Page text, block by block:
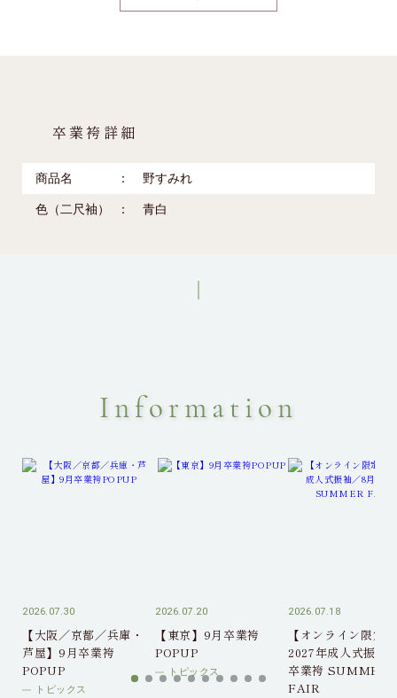
卒業袴詳細
商品名 野すみれ
色（二尺袖） 青白
Information
2026.07.30
【大阪／京都／兵庫・
芦屋】9月卒業袴
POPUP
トピックス
2026.07.20
【東京】9月卒業袴
POPUP
トピックス
2026.07.18
【オンライン限定】
2027年成人式振袖
卒業袴 SUMMER
FAIR